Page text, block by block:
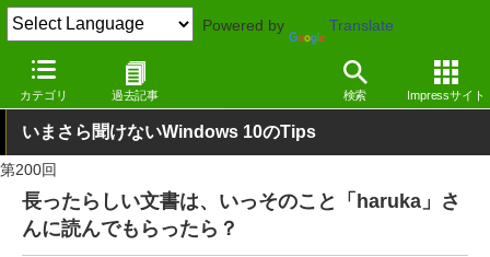
Powered by Translate
カテゴリ 過去記事 検索 Impressサイト
窓の杜 Windows 10
いまさら聞けないWindows 10のTips
第200回
長ったらしい文書は、いっそのこと「haruka」さ
んに読んでもらったら？